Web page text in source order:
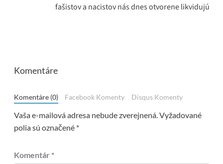
fašistov a nacistov nás dnes otvorene likvidujú
Komentáre
Komentáre (0) Facebook Komenty Disqus Komenty
Vaša e-mailová adresa nebude zverejnená.Vyžadované
polia sú označené *
Komentár *